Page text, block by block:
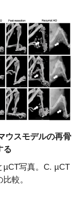
ウスモデルの再骨
る
µCT写真。C. µCT
較。